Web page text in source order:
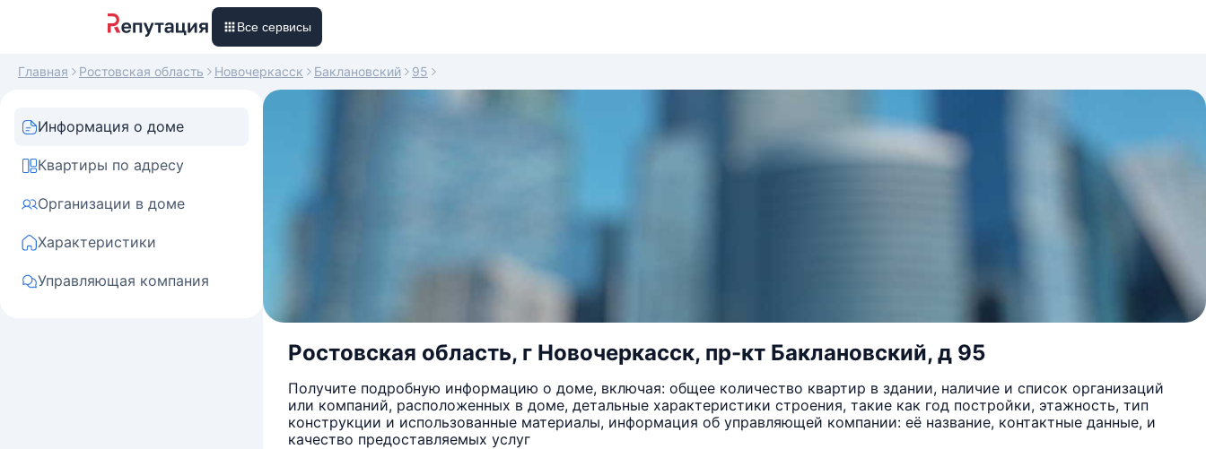
Все сервисы
Главная Ростовская область Новочеркасск Баклановский 95
Информация о доме
Квартиры по адресу
Организации в доме
Характеристики
Управляющая компания
Ростовская область, г Новочеркасск, пр-кт Баклановский, д 95
Получите подробную информацию о доме, включая: общее количество квартир в здании, наличие и список организаций
или компаний, расположенных в доме, детальные характеристики строения, такие как год постройки, этажность, тип
конструкции и использованные материалы, информация об управляющей компании: её название, контактные данные, и
качество предоставляемых услуг